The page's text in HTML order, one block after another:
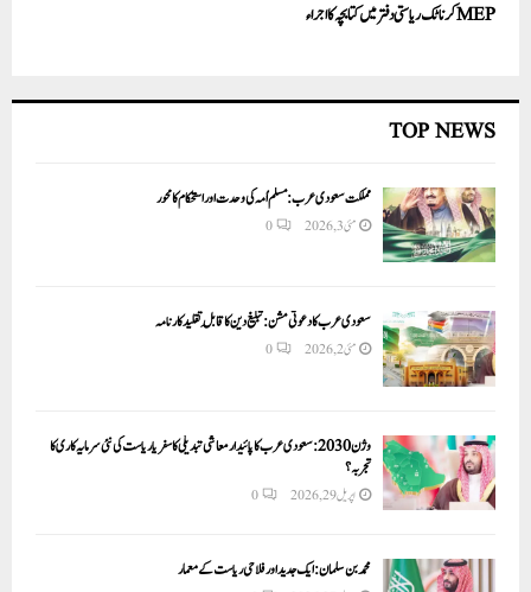
MEPکرناٹک ریاستی دفتر میں کتابچہ کا اجراء
TOP NEWS
مملکت سعودی عرب: مسلم اُمہ کی وحدت اور استحکام کا محور
مئی 3, 2026 0
سعودی عرب کا دعوتی مشن: تبلیغ دین کا قابلِ تقلید کارنامہ
مئی 2, 2026 0
وژن 2030:سعودی عرب کا پائیدار معاشی تبدیلی کا سفر یا ریاست کی نئی سرمایہ کاری کا
تجربہ؟
اپریل 29, 2026 0
محمد بن سلمان: ایک جدید اور فلاحی ریاست کے معمار